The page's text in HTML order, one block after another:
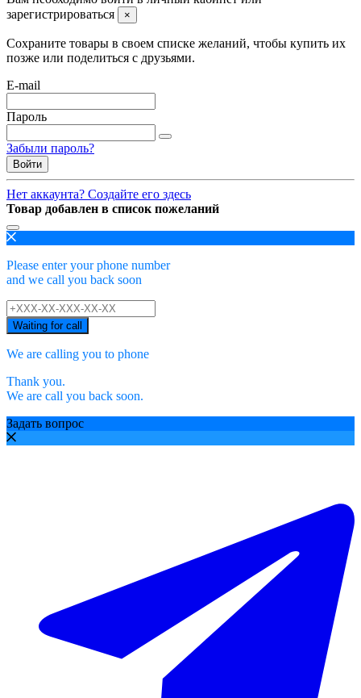
зарегистрироваться
×
Сохраните товары в своем списке желаний, чтобы купить их
позже или поделиться с друзьями.
E-mail
Пароль
Забыли пароль?
Войти
Нет аккаунта? Создайте его здесь
Товар добавлен в список пожеланий
Please enter your phone number
and we call you back soon
Waiting for call
We are calling you to phone
Thank you.
We are call you back soon.
Задать вопрос